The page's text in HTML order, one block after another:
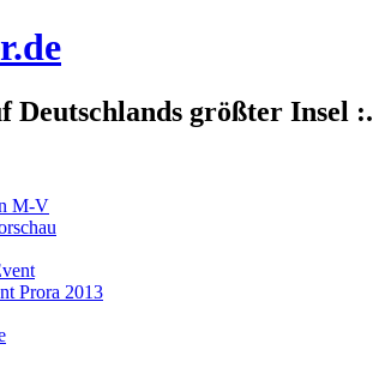
Deutschlands größter Insel :.
M-V
Prora 2013